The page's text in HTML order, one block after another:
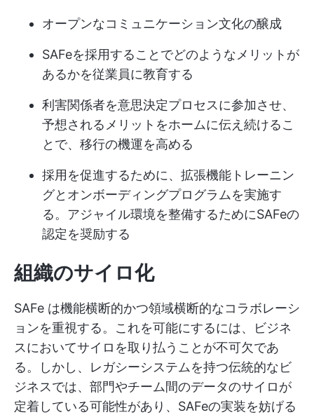
オープンなコミュニケーション文化の醸成
SAFeを採用することでどのようなメリットが
あるかを従業員に教育する
利害関係者を意思決定プロセスに参加させ、
予想されるメリットをホームに伝え続けるこ
とで、移行の機運を高める
採用を促進するために、拡張機能トレーニン
グとオンボーディングプログラムを実施す
る。アジャイル環境を整備するためにSAFeの
認定を奨励する
組織のサイロ化
SAFe は機能横断的かつ領域横断的なコラボレーシ
ョンを重視する。これを可能にするには、ビジネ
スにおいてサイロを取り払うことが不可欠であ
る。しかし、レガシーシステムを持つ伝統的なビ
ジネスでは、部門やチーム間のデータのサイロが
定着している可能性があり、SAFeの実装を妨げる